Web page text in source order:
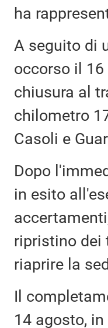
ha
A seguito di
occorso il
chiusura al
chilometro
Casoli e
Dopo
in esito
ripristino dei
riaprire la
Il
14 agosto,